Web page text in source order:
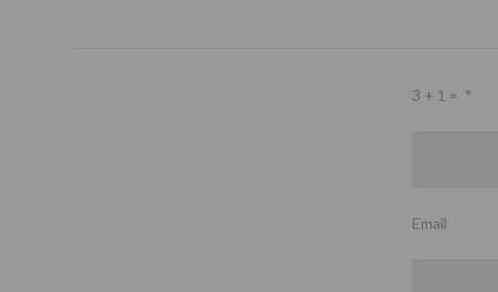
3 + 1 = *
Email